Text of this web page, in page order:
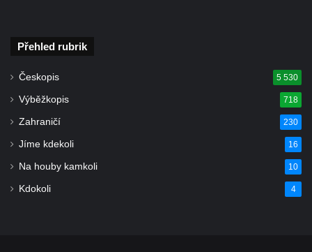
Přehled rubrik
Českopis 5 530
Výběžkopis 718
Zahraničí 230
Jíme kdekoli 16
Na houby kamkoli 10
Kdokoli 4